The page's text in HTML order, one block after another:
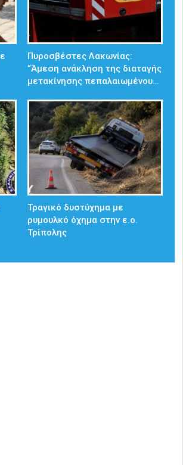
Πυροσβέστες Λακωνίας:
“Άμεση ανάκληση της διαταγής
μετακίνησης πεπαλαιωμένου…
Τραγικό δυστύχημα με
ρυμουλκό όχημα στην ε.ο.
Τρίπολης